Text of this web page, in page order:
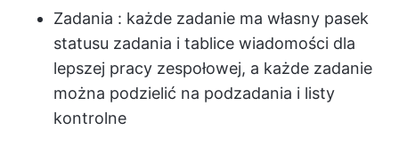
Zadania : każde zadanie ma własny pasek
statusu zadania i tablice wiadomości dla
lepszej pracy zespołowej, a każde zadanie
można podzielić na podzadania i listy
kontrolne